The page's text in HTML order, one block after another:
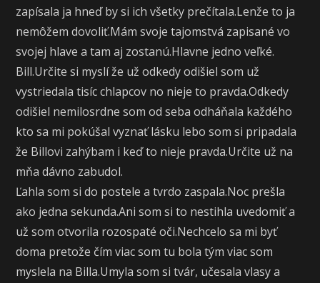
zapísala ja hneď by si ich všetky prečítala.Lenže to ja
nemôžem dovoliť.Mám svoje tajomstvá zapisané vo
svojej hlave a tam aj zostanú.Hlavne jedno veľké.
Bill.Určite si myslí že už odkedy odišiel som už
vystriedala tisíc chlapcov no nieje to pravda.Odkedy
odišiel nemilosrdne som od seba odháňala každého
kto sa mi pokúšal vyznať lásku lebo som si pripadala
že Billovi zahýbam i keď to nieje pravda.Určite už na
mňa dávno zabudol.
Ľahla som si do postele a tvrdo zaspala.Noc prešla
ako jedna sekunda.Ani som si to nestihla uvedomiť a
už som otvorila rozospaté oči.Nechcelo sa mi byť
doma pretože čím viac som tu bola tým viac som
myslela na Billa.Umyla som si tvár, učesala vlasy a